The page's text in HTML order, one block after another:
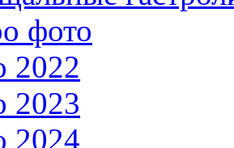
фото
2022
2023
2024